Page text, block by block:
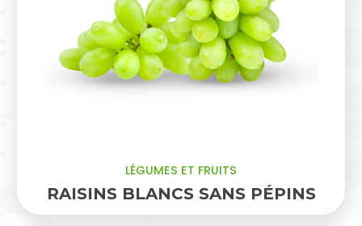
LÉGUMES ET FRUITS
RAISINS BLANCS SANS PÉPINS